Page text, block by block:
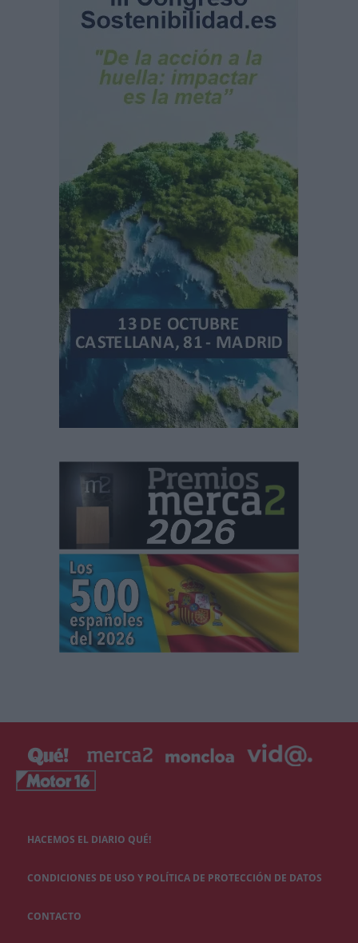
HACEMOS EL DIARIO QUÉ!
CONDICIONES DE USO Y POLÍTICA DE PROTECCIÓN DE DATOS
CONTACTO